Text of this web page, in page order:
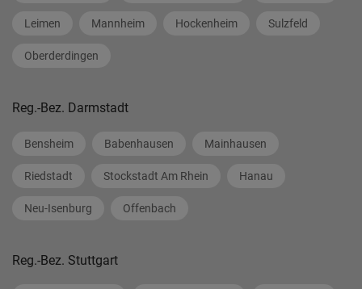
Leimen Mannheim Hockenheim Sulzfeld
Oberderdingen
Reg.-Bez. Darmstadt
Bensheim Babenhausen Mainhausen
Riedstadt Stockstadt Am Rhein Hanau
Neu-Isenburg Offenbach
Reg.-Bez. Stuttgart